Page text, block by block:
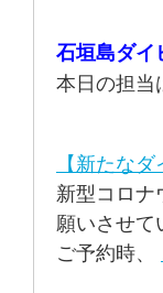
石垣島ダイ
本日の担当
【新たな
新型コロナ
願いさせて
ご予約時、